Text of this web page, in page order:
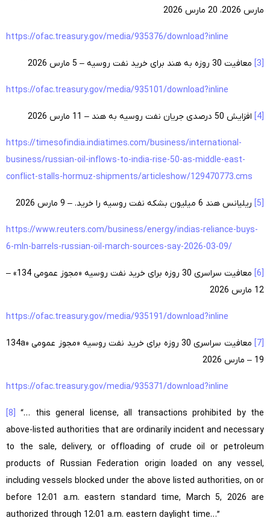
مارس 2026، 20 مارس 2026
https://ofac.treasury.gov/media/935376/download?inline
[3] معافیت 30 روزه به هند برای خرید نفت روسیه – 5 مارس 2026
https://ofac.treasury.gov/media/935101/download?inline
[4] افزایش 50 درصدی جریان نفت روسیه به هند – 11 مارس 2026
https://timesofindia.indiatimes.com/business/international-
business/russian-oil-inflows-to-india-rise-50-as-middle-east-
conflict-stalls-hormuz-shipments/articleshow/129470773.cms
[5] ریلیانس هند 6 میلیون بشکه نفت روسیه را خرید. – 9 مارس 2026
https://www.reuters.com/business/energy/indias-reliance-buys-
6-mln-barrels-russian-oil-march-sources-say-2026-03-09/
[6] معافیت سراسری 30 روزه برای خرید نفت روسیه «مجوز عمومی 134»
–
12 مارس 2026
https://ofac.treasury.gov/media/935191/download?inline
[7] معافیت سراسری 30 روزه برای خرید نفت روسیه «مجوز عمومی 134 a»
– 19 مارس 2026
https://ofac.treasury.gov/media/935371/download?inline
[8] “… this general license, all transactions prohibited by the
above-listed authorities that are ordinarily incident and necessary
to the sale, delivery, or offloading of crude oil or petroleum
products of Russian Federation origin loaded on any vessel,
including vessels blocked under the above listed authorities, on or
before 12:01 a.m. eastern standard time, March 5, 2026 are
authorized through 12:01 a.m. eastern daylight time…”